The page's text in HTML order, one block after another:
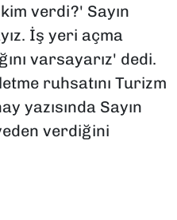
verdi?' Sayın
İş yeri açma
varsayarız' dedi.
ruhsatını Turizm
yazısında Sayın
verdiğini